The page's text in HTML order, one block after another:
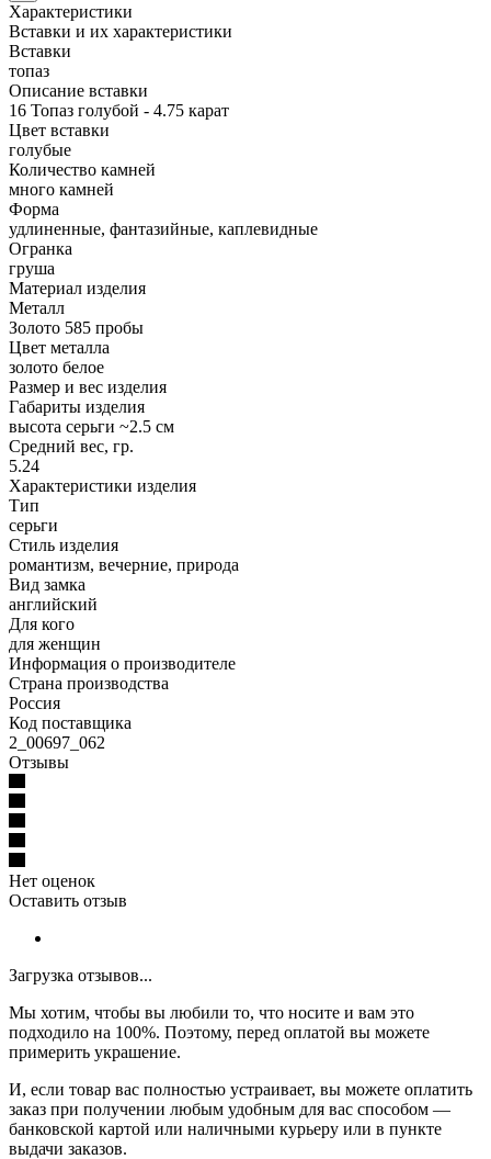
Характеристики
Вставки и их характеристики
Вставки
топаз
Описание вставки
16 Топаз голубой - 4.75 карат
Цвет вставки
голубые
Количество камней
много камней
Форма
удлиненные, фантазийные, каплевидные
Огранка
груша
Материал изделия
Металл
Золото 585 пробы
Цвет металла
золото белое
Размер и вес изделия
Габариты изделия
высота серьги ~2.5 см
Средний вес, гр.
5.24
Характеристики изделия
Тип
серьги
Стиль изделия
романтизм, вечерние, природа
Вид замка
английский
Для кого
для женщин
Информация о производителе
Страна производства
Россия
Код поставщика
2_00697_062
Отзывы
Нет оценок
Оставить отзыв
Загрузка отзывов...
Мы хотим, чтобы вы любили то, что носите и вам это
подходило на 100%. Поэтому, перед оплатой вы можете
примерить украшение.
И, если товар вас полностью устраивает, вы можете оплатить
заказ при получении любым удобным для вас способом —
банковской картой или наличными курьеру или в пункте
выдачи заказов.